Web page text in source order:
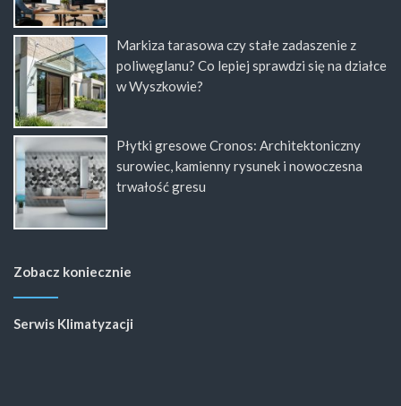
Markiza tarasowa czy stałe zadaszenie z
poliwęglanu? Co lepiej sprawdzi się na działce
w Wyszkowie?
Płytki gresowe Cronos: Architektoniczny
surowiec, kamienny rysunek i nowoczesna
trwałość gresu
Zobacz koniecznie
Serwis Klimatyzacji